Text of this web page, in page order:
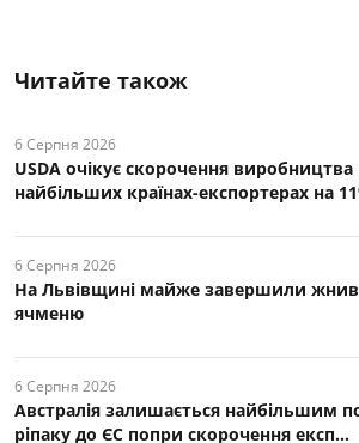
Читайте також
6 Серпня 2026
USDA очікує скорочення
найбільших країнах-експортерах на
6 Серпня 2026
На Львівщині майже завершили
ячменю
6 Серпня 2026
Австралія залишається найбільшим
ріпаку до ЄС попри скорочення експ...